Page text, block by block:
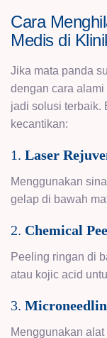
Cara
Medis di
Jika mata panda
dengan cara
jadi solusi terbaik.
kecantikan:
1. Laser
Menggunakan
gelap di bawah
2. Chemical
Peeling ringan di
atau kojic acid
3.
Menggunakan